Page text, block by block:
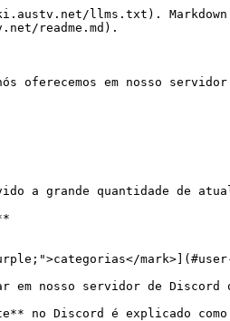
llms.txt). Markdown
readme.md).
oferecemos em nosso
a grande quantidade de
em nosso servidor de
no Discord é explicado